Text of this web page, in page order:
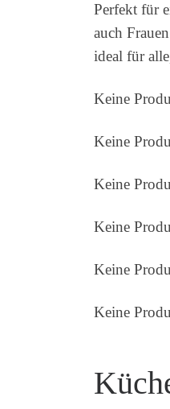
Perfekt für
auch
ideal für
Keine
Keine
Keine
Keine
Keine
Keine